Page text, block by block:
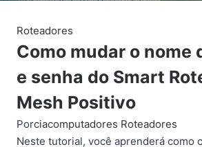
Roteadores
Como mudar o nome
e senha do Smart
Mesh Positivo
Porciacomputadores Roteadores
Neste tutorial, você aprenderá como